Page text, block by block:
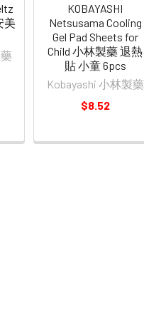
美
KOBAYASHI
Netsusama Cooling
Gel Pad Sheets for
Child 小林製藥 退熱
貼 小童 6pcs
Kobayashi 小林製藥
$8.52